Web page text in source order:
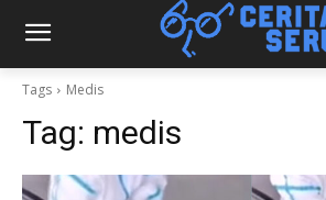
Tags Medis
Tag: medis